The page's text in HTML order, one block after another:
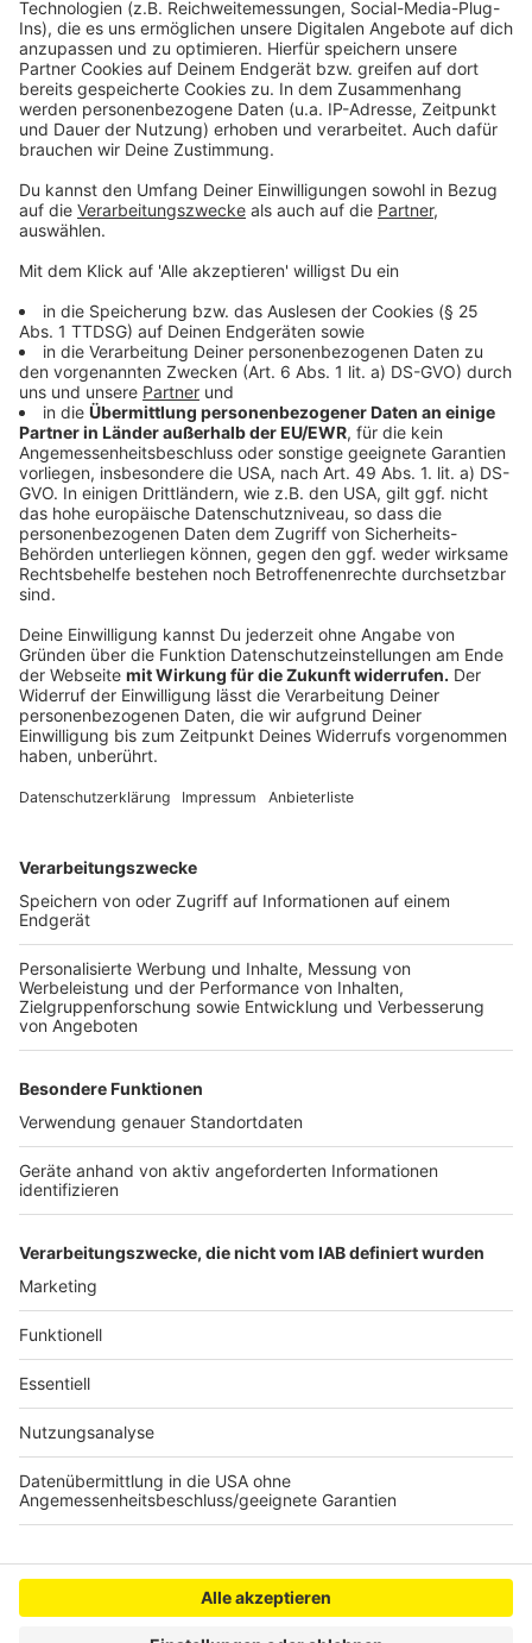
Bayern München befreien uns nicht dauerhaft vom
permanenten Gefühl der Ohnmacht. Doch Atze
übernimmt unsere Schuld und verwandelt Payback-
Punkte gegen gutes Karma. Halleluja, der Erlöser ist
da!
Komik-ChefarztHeinz Gröning
, auch bekannt als Dr.
neuesten Erkenntnisse zum Thema Humor. Denn
Kranklachen ist gesund. Ob im Fliewatüüt ins Takka
Tukka Land oder Heinz besingt sein Nummernschild –
in Dr. Laugh’s BESTE MEDIZIN jagt ein Höhepunkt den
nächsten.
Anzeige
Die NiederrheinerinIngrid Kühnebezieht klar Stellung
zu den Veränderungen in der Welt: Ja, aber ohne mich!
Sie diskutiert humorvoll über Themen wie
festhängende Flaschendeckel und vermeidet Politik.
Als Bürgermeisterin würde sie lieber Geburtstage
feiern als im Rat streiten. Ingrid bleibt dabei wie immer
lustig und freut sich auf ein Publikum, das sagt: Ja,
gerne mit mir!
Die weiteren Termine der Comedy Camp-
Tour
Anzeige
Comedy Camp in Legden
Comedy Camp in Wuppertal
Comedy Camp in Bergheim
Comedy Camp in Rheda-Wiedenbrück
Alle Termine in der Übersicht
Anzeige
Anzeige